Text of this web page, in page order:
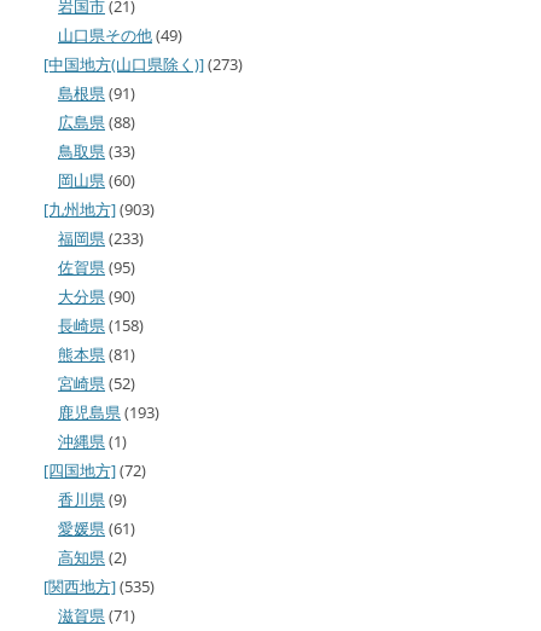
岩国市(21)
山口県その他(49)
[中国地方(山口県除く)](273)
島根県(91)
広島県(88)
鳥取県(33)
岡山県(60)
[九州地方](903)
福岡県(233)
佐賀県(95)
大分県(90)
長崎県(158)
熊本県(81)
宮崎県(52)
鹿児島県(193)
沖縄県(1)
[四国地方](72)
香川県(9)
愛媛県(61)
高知県(2)
[関西地方](535)
滋賀県(71)